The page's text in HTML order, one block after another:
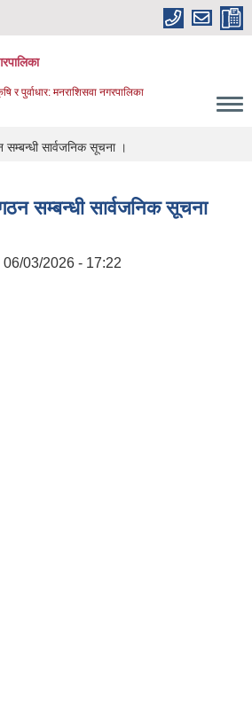
र पुर्वाधार: मनराशिसवा नगरपालिका
सम्बन्धी सार्वजनिक सूचना ।
सम्बन्धी सार्वजनिक सूचना
06/03/2026 - 17:22